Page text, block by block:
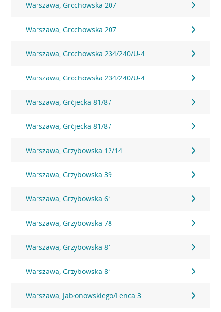
Warszawa, Grochowska 207
Warszawa, Grochowska 207
Warszawa, Grochowska 234/240/U-4
Warszawa, Grochowska 234/240/U-4
Warszawa, Grójecka 81/87
Warszawa, Grójecka 81/87
Warszawa, Grzybowska 12/14
Warszawa, Grzybowska 39
Warszawa, Grzybowska 61
Warszawa, Grzybowska 78
Warszawa, Grzybowska 81
Warszawa, Grzybowska 81
Warszawa, Jabłonowskiego/Lenca 3